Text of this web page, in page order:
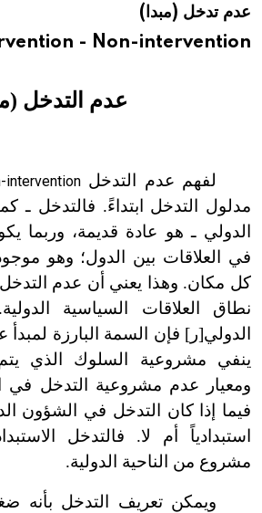
هيئة الموسوعة العربية تطلق موسوعاتعدم تدخل (مبدا)
- Non-intervention
عدم التدخل
لفهم عدم التدخلintervention
مدلول التدخل ابتداءً. فالتدخل ـ
الدولي ـ هو عادة قديمة، وربما
في العلاقات بين الدول؛ وهو
كل مكان. وهذا يعني أن عدم
نطاق العلاقات السياسية
الدولي[ر] فإن السمة البارزة
ينفي مشروعية السلوك الذي
ومعيار عدم مشروعية التدخل في
فيما إذا كان التدخل في الشؤون
استبدادياً أم لا. فالتدخل
مشروع من الناحية الدولية.
ويمكن تعريف التدخل